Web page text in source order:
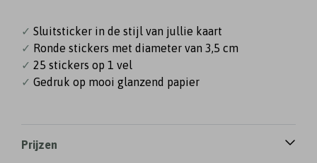
✓ Sluitsticker in de stijl van jullie kaart
✓ Ronde stickers met diameter van 3,5 cm
✓ 25 stickers op 1 vel
✓ Gedruk op mooi glanzend papier
Prijzen